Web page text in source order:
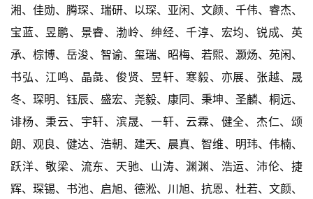
湘、佳勋、腾琛、瑞研、以琛、亚闲、文颜、千伟、睿杰、
宝蓝、昱鹏、景睿、渤岭、绅经、千淳、宏均、锐成、英
承、棕博、岳浚、智谕、玺瑞、昭梅、若熙、灏炀、苑闲、
书弘、江鸣、晶彘、俊贤、昱轩、寒毅、亦展、张越、晟
冬、琛明、钰辰、盛宏、尧毅、康同、秉坤、圣麟、桐远、
诽杨、秉云、宇轩、滨晟、一轩、云霖、健全、杰仁、颂
朗、观良、健达、浩朝、建天、晨真、智维、明玮、伟楠、
跃洋、敬梁、流东、天驰、山涛、渊渊、浩运、沛伦、捷
辉、琛锡、书池、启旭、德淞、川旭、抗恩、杜若、文颜、